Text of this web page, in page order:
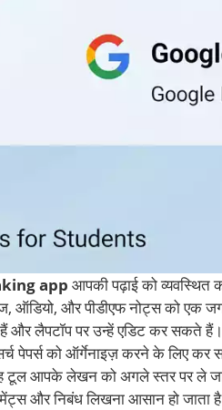
app आपकी पढ़ाई को व्यवस्थित
ऑडियो, और पीडीएफ नोट्स को एक
लैपटॉप पर उन्हें एडिट कर सकते हैं।
पेपर्स को ऑर्गेनाइज़ करने के लिए कर
टूल आपके लेखन को अगले स्तर पर ले
और निबंध लिखना आसान हो जाता